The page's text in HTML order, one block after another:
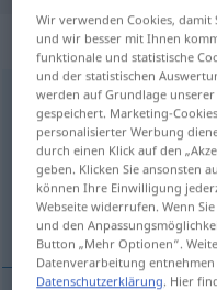
vorbeischießen
Übersicht aller
(Für mehr Details die
ernaast schieten
Wir verwenden Cookies, damit
und wir besser mit Ihnen
funktionale und statistische
und der statistischen
werden auf Grundlage
gespeichert. Marketing-
personalisierter Werbung
durch einen Klick auf den
geben. Klicken Sie ansonsten
können Ihre Einwilligung
Webseite widerrufen. Wenn
und den
Button „Mehr Optionen“.
Datenverarbeitung
Datenschutzerklärung. Hier